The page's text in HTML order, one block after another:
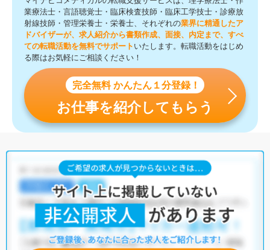
業療法士・言語聴覚士・臨床検査技師・臨床工学技士・診療放
射線技師・管理栄養士・栄養士、それぞれの業界に精通したア
ドバイザーが、求人紹介から書類作成、面接、内定まで、すべ
ての転職活動を無料でサポート いたします。転職活動をはじめ
る際はお気軽にご相談ください！
完全無料 かんたん１分登録！
お仕事を紹介してもらう